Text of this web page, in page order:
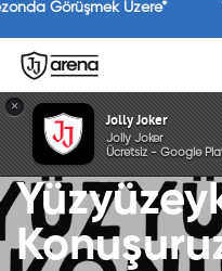
Görüşmek Üzere*
×
Jolly Joker
Jolly Joker
Ücretsiz - Google